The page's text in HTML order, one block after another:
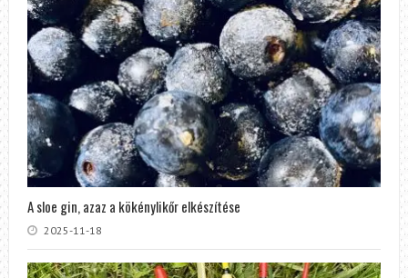
A sloe gin, azaz a kökénylikőr elkészítése
2025-11-18